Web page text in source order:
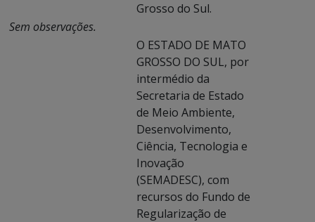
Grosso do Sul.
Sem observações.
O ESTADO DE MATO
GROSSO DO SUL, por
intermédio da
Secretaria de Estado
de Meio Ambiente,
Desenvolvimento,
Ciência, Tecnologia e
Inovação
(SEMADESC), com
recursos do Fundo de
Regularização de